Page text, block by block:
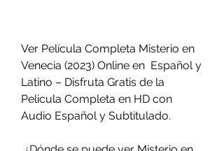
Ver Película Completa Misterio en
Venecia (2023) Online en  Español y
Latino – Disfruta Gratis de la
Pelicula Completa en HD con
Audio Español y Subtitulado.